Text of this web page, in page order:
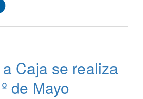
Caja se realiza
de Mayo